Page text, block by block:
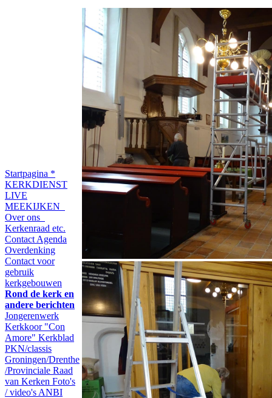
Startpagina *
KERKDIENST
LIVE
MEEKIJKEN
Over ons
Kerkenraad etc.
Contact Agenda
Overdenking
Contact voor
gebruik
kerkgebouwen
Rond de kerk en
andere berichten
Jongerenwerk
Kerkkoor "Con
Amore" Kerkblad
PKN/classis
Groningen/Drenthe
/Provinciale Raad
van Kerken Foto's
/ video's ANBI